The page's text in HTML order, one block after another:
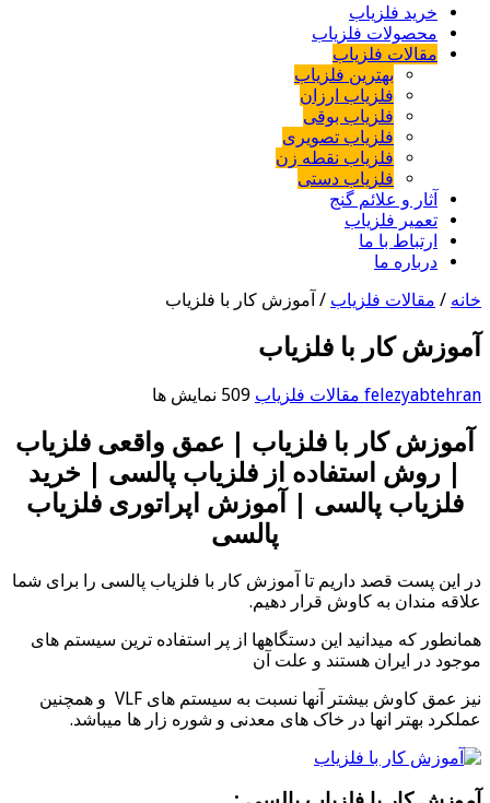
خرید فلزیاب
محصولات فلزیاب
مقالات فلزیاب
بهترین فلزیاب
فلزیاب ارزان
فلزیاب بوقی
فلزیاب تصویری
فلزیاب نقطه زن
فلزیاب دستی
آثار و علائم گنج
تعمیر فلزیاب
ارتباط با ما
درباره ما
خانه / مقالات فلزیاب / آموزش کار با فلزیاب
آموزش کار با فلزیاب
felezyabtehran مقالات فلزیاب 509 نمایش ها
آموزش کار با فلزیاب | عمق واقعی فلزیاب
| روش استفاده از فلزیاب پالسی | خرید
فلزیاب پالسی | آموزش اپراتوری فلزیاب
پالسی
در این پست قصد داریم تا آموزش کار با فلزیاب پالسی را برای شما
علاقه مندان به کاوش قرار دهیم.
همانطور که میدانید این دستگاهها از پر استفاده ترین سیستم های
موجود در ایران هستند و علت آن
نیز عمق کاوش بیشتر آنها نسبت به سیستم های VLF و همچنین
عملکرد بهتر انها در خاک های معدنی و شوره زار ها میباشد.